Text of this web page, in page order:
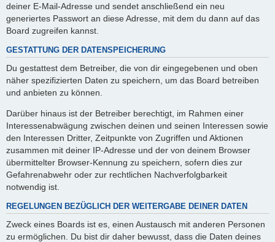
deiner E-Mail-Adresse und sendet anschließend ein neu
generiertes Passwort an diese Adresse, mit dem du dann auf das
Board zugreifen kannst.
GESTATTUNG DER DATENSPEICHERUNG
Du gestattest dem Betreiber, die von dir eingegebenen und oben
näher spezifizierten Daten zu speichern, um das Board betreiben
und anbieten zu können.
Darüber hinaus ist der Betreiber berechtigt, im Rahmen einer
Interessenabwägung zwischen deinen und seinen Interessen sowie
den Interessen Dritter, Zeitpunkte von Zugriffen und Aktionen
zusammen mit deiner IP-Adresse und der von deinem Browser
übermittelter Browser-Kennung zu speichern, sofern dies zur
Gefahrenabwehr oder zur rechtlichen Nachverfolgbarkeit
notwendig ist.
REGELUNGEN BEZÜGLICH DER WEITERGABE DEINER DATEN
Zweck eines Boards ist es, einen Austausch mit anderen Personen
zu ermöglichen. Du bist dir daher bewusst, dass die Daten deines